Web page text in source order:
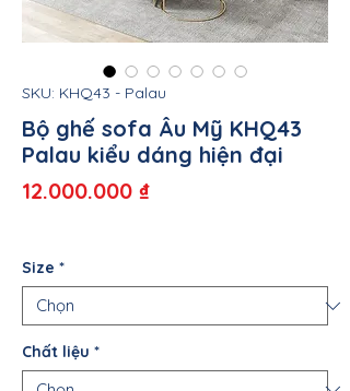
SKU: KHQ43 - Palau
Bộ ghế sofa Âu Mỹ KHQ43
Palau kiểu dáng hiện đại
12.000.000 ₫Giá
Size *
Chất liệu *